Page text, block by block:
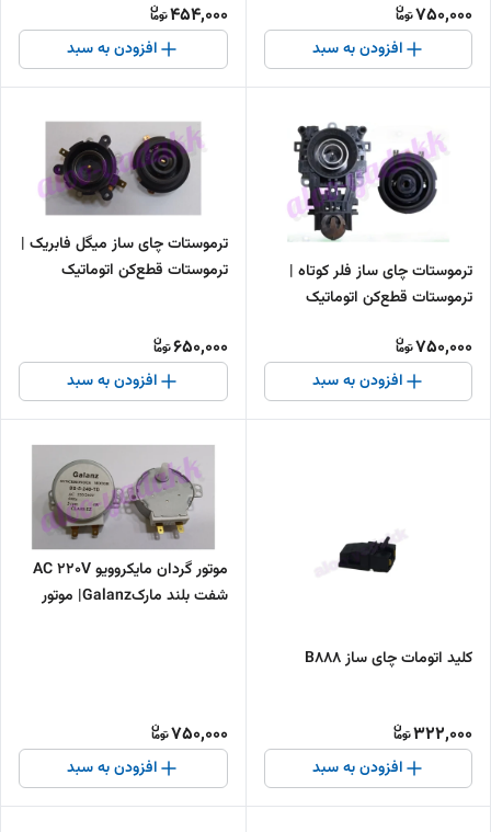
750,000
افزودن به سبد
454,000
افزودن به سبد
ترموستات چای ساز فلر کوتاه |
ترموستات قطع‌کن اتوماتیک
750,000
افزودن به سبد
ترموستات چای ساز میگل فابریک |
ترموستات قطع‌کن اتوماتیک
650,000
افزودن به سبد
کلید اتومات چای ساز B888
322,000
افزودن به سبد
موتور گردان مایکروویو AC 220V
شفت بلند مارکGalanz| موتور
750,000
افزودن به سبد